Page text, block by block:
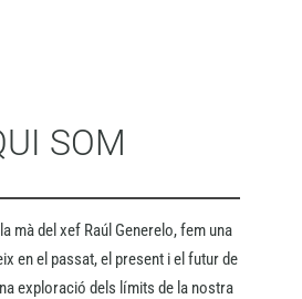
SOM
mà del xef Raúl Generelo, fem una
en el passat, el present i el futur de
exploració dels límits de la nostra